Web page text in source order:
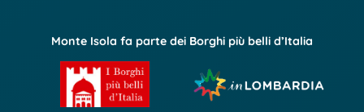
Monte Isola fa parte dei Borghi più belli d’Italia